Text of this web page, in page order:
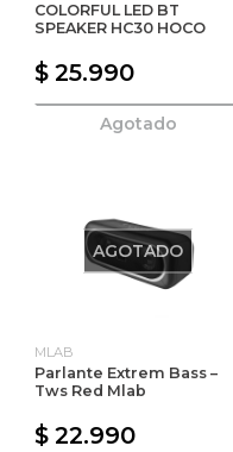
COLORFUL LED BT
SPEAKER HC30 HOCO
$ 25.990
Agotado
AGOTADO
MLAB
Parlante Extrem Bass –
Tws Red Mlab
$ 22.990